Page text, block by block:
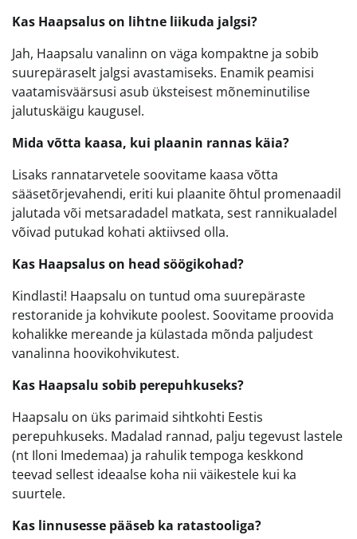
Kas Haapsalus on lihtne liikuda jalgsi?
Jah, Haapsalu vanalinn on väga kompaktne ja sobib
suurepäraselt jalgsi avastamiseks. Enamik peamisi
vaatamisväärsusi asub üksteisest mõneminutilise
jalutuskäigu kaugusel.
Mida võtta kaasa, kui plaanin rannas käia?
Lisaks rannatarvetele soovitame kaasa võtta
sääsetõrjevahendi, eriti kui plaanite õhtul promenaadil
jalutada või metsaradadel matkata, sest rannikualadel
võivad putukad kohati aktiivsed olla.
Kas Haapsalus on head söögikohad?
Kindlasti! Haapsalu on tuntud oma suurepäraste
restoranide ja kohvikute poolest. Soovitame proovida
kohalikke mereande ja külastada mõnda paljudest
vanalinna hoovikohvikutest.
Kas Haapsalu sobib perepuhkuseks?
Haapsalu on üks parimaid sihtkohti Eestis
perepuhkuseks. Madalad rannad, palju tegevust lastele
(nt Iloni Imedemaa) ja rahulik tempoga keskkond
teevad sellest ideaalse koha nii väikestele kui ka
suurtele.
Kas linnusesse pääseb ka ratastooliga?